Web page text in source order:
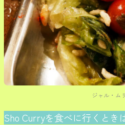
ジャル・ムリ
Sho Curryを食べに行くとき